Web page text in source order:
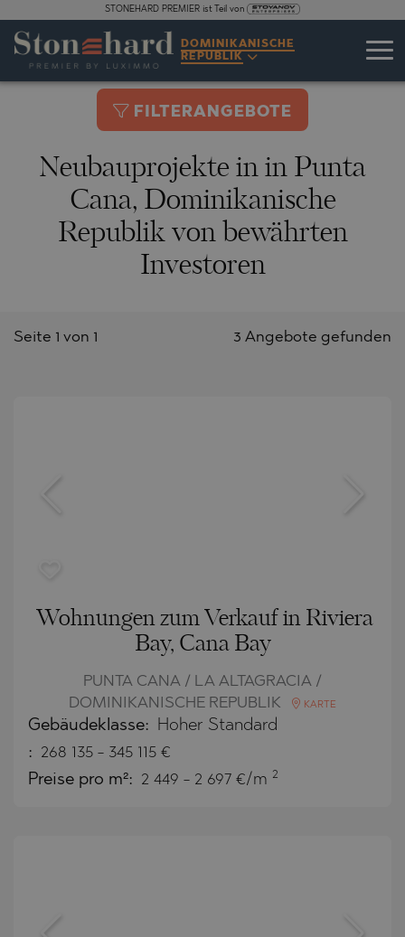
STONEHARD PREMIER ist Teil von
DOMINIKANISCHE
REPUBLIK
FILTERANGEBOTE
Neubauprojekte in in Punta
Cana, Dominikanische
Republik von bewährten
Investoren
3 Angebote gefunden
Seite 1 von 1
Wohnungen zum Verkauf in Riviera
Bay, Cana Bay
PUNTA CANA / LA ALTAGRACIA /
DOMINIKANISCHE REPUBLIK
KARTE
Gebäudeklasse: Hoher Standard
: 268 135 - 345 115 €
Preise pro m²: 2 449 - 2 697 €/m 2